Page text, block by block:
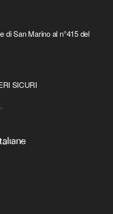
di San Marino al n°415 del
SICURI